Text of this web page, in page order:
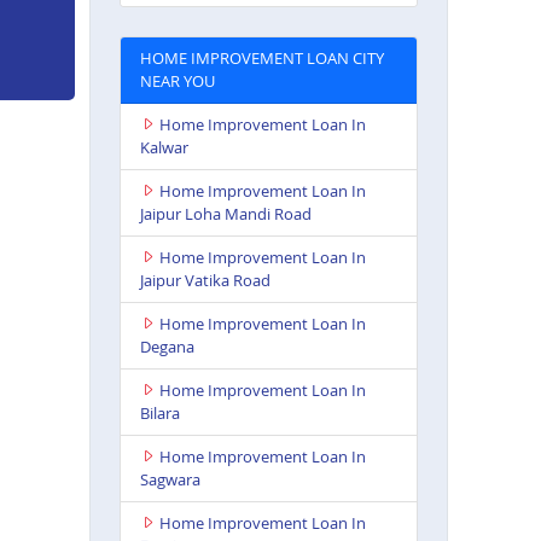
HOME IMPROVEMENT LOAN CITY
NEAR YOU
Home Improvement Loan In
Kalwar
Home Improvement Loan In
Jaipur Loha Mandi Road
Home Improvement Loan In
Jaipur Vatika Road
Home Improvement Loan In
Degana
Home Improvement Loan In
Bilara
Home Improvement Loan In
Sagwara
Home Improvement Loan In